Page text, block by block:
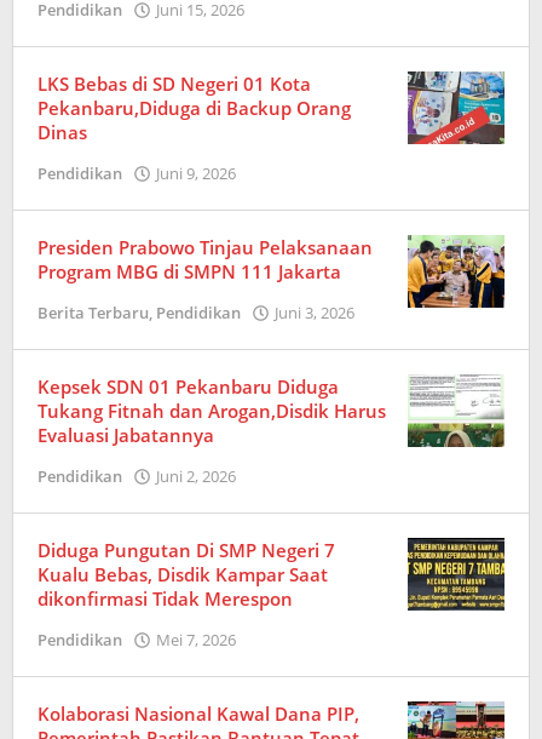
Pendidikan Juni 15, 2026
LKS Bebas di SD Negeri 01 Kota
Pekanbaru,Diduga di Backup Orang
Dinas
Pendidikan Juni 9, 2026
Presiden Prabowo Tinjau Pelaksanaan
Program MBG di SMPN 111 Jakarta
Berita Terbaru, Pendidikan Juni 3, 2026
Kepsek SDN 01 Pekanbaru Diduga
Tukang Fitnah dan Arogan,Disdik Harus
Evaluasi Jabatannya
Pendidikan Juni 2, 2026
Diduga Pungutan Di SMP Negeri 7
Kualu Bebas, Disdik Kampar Saat
dikonfirmasi Tidak Merespon
Pendidikan Mei 7, 2026
Kolaborasi Nasional Kawal Dana PIP,